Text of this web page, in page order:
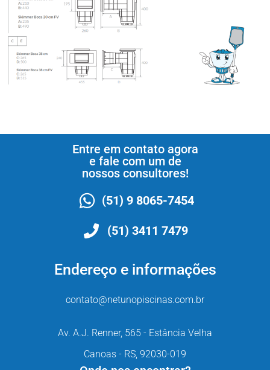
Entre em contato agora
e fale com um de
nossos consultores!
(51) 9 8065-7454
(51) 3411 7479
Endereço e informações
contato@netunopiscinas.com.br
Av. A.J. Renner, 565 - Estância Velha
Canoas - RS, 92030-019